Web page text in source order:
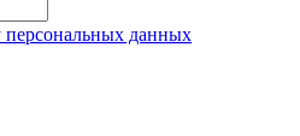
персональных данных